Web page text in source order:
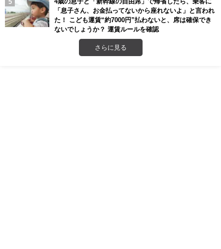
「息子さん、お金払ってないから座れないよ」と言われ
た！ こども運賃“約7000円”払わないと、席は確保でき
ないでしょうか？ 運賃ルールを確認
さらに見る